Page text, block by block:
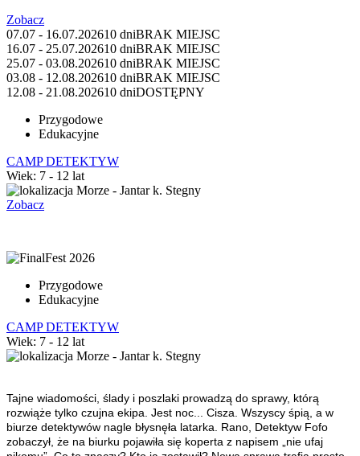
Zobacz
07.07 - 16.07.202610 dniBRAK MIEJSC
16.07 - 25.07.202610 dniBRAK MIEJSC
25.07 - 03.08.202610 dniBRAK MIEJSC
03.08 - 12.08.202610 dniBRAK MIEJSC
12.08 - 21.08.202610 dniDOSTĘPNY
Przygodowe
Edukacyjne
CAMP DETEKTYW
Wiek: 7 - 12 lat
Morze - Jantar k. Stegny
Zobacz
Przygodowe
Edukacyjne
CAMP DETEKTYW
Wiek: 7 - 12 lat
Morze - Jantar k. Stegny
Tajne wiadomości, ślady i poszlaki prowadzą do sprawy, którą
rozwiąże tylko czujna ekipa. Jest noc... Cisza. Wszyscy śpią, a w
biurze detektywów nagle błysnęła latarka. Rano, Detektyw Fofo
zobaczył, że na biurku pojawiła się koperta z napisem „nie ufaj